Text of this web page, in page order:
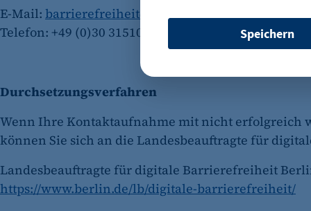
etracker Sitzungs-Cookie
Name:
Zweck:
Cookie Laufzeit:
Speichern
E-Mail: barrierefreiheit@berliner-wirtschaft.de
Telefon: +49 (0)30 31510543
Durchsetzungsverfahren
Wenn Ihre Kontaktaufnahme mit nicht erfolgreich
können Sie sich an die Landesbeauftragte für
Landesbeauftragte für digitale Barrierefreiheit
https://www.berlin.de/lb/digitale-barrierefreiheit/